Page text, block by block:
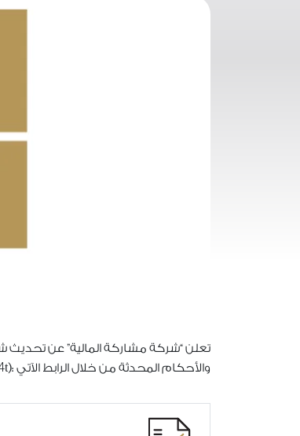
تعلن “شركة مشاركة المالية” عن تحديث
والأحكام المحدثة من خلال الرابط الآتي :(https://goo.gl/Mhfdt).